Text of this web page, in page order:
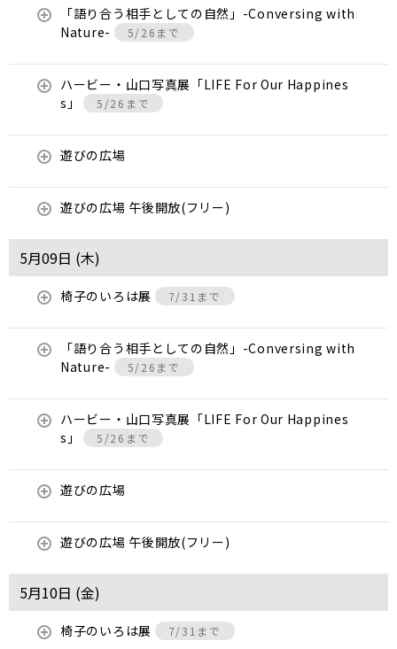
「語り合う相手としての自然」-Conversing with
Nature-
5/26まで
ハービー・山口写真展「LIFE For Our Happines
s」
5/26まで
遊びの広場
遊びの広場 午後開放(フリー)
5月09日 (木)
椅子のいろは展 7/31まで
「語り合う相手としての自然」-Conversing with
Nature-
5/26まで
ハービー・山口写真展「LIFE For Our Happines
s」
5/26まで
遊びの広場
遊びの広場 午後開放(フリー)
5月10日 (金)
椅子のいろは展 7/31まで